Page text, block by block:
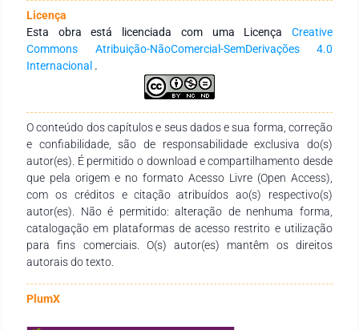
seus conhecimentos e seu savoir faire (GODARD, 2000). E
como recursos territoriais aqueles de diferentes naturezas,
podendo ser dados ou construídos, aqueles considerados
ativos e recursos do tipo genérico ou específico (PECQUEUR,
2005). O presente estudo visa analisar os recursos
específicos do território estudado. Todavia, reconhece-se que
o setor portuário que gera consequências na forma como os
recursos naturais e territoriais são usados pelos seus
autóctones.
Licença
Esta obra está licenciada com uma Licença Creative
Commons Atribuição-NãoComercial-SemDerivações 4.0
Internacional .
O conteúdo dos capítulos e seus dados e sua forma, correção
e confiabilidade, são de responsabilidade exclusiva do(s)
autor(es). É permitido o download e compartilhamento desde
que pela origem e no formato Acesso Livre (Open Access),
com os créditos e citação atribuídos ao(s) respectivo(s)
autor(es). Não é permitido: alteração de nenhuma forma,
catalogação em plataformas de acesso restrito e utilização
para fins comerciais. O(s) autor(es) mantêm os direitos
autorais do texto.
PlumX